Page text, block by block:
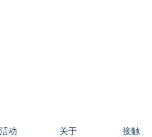
活动 关于 接触